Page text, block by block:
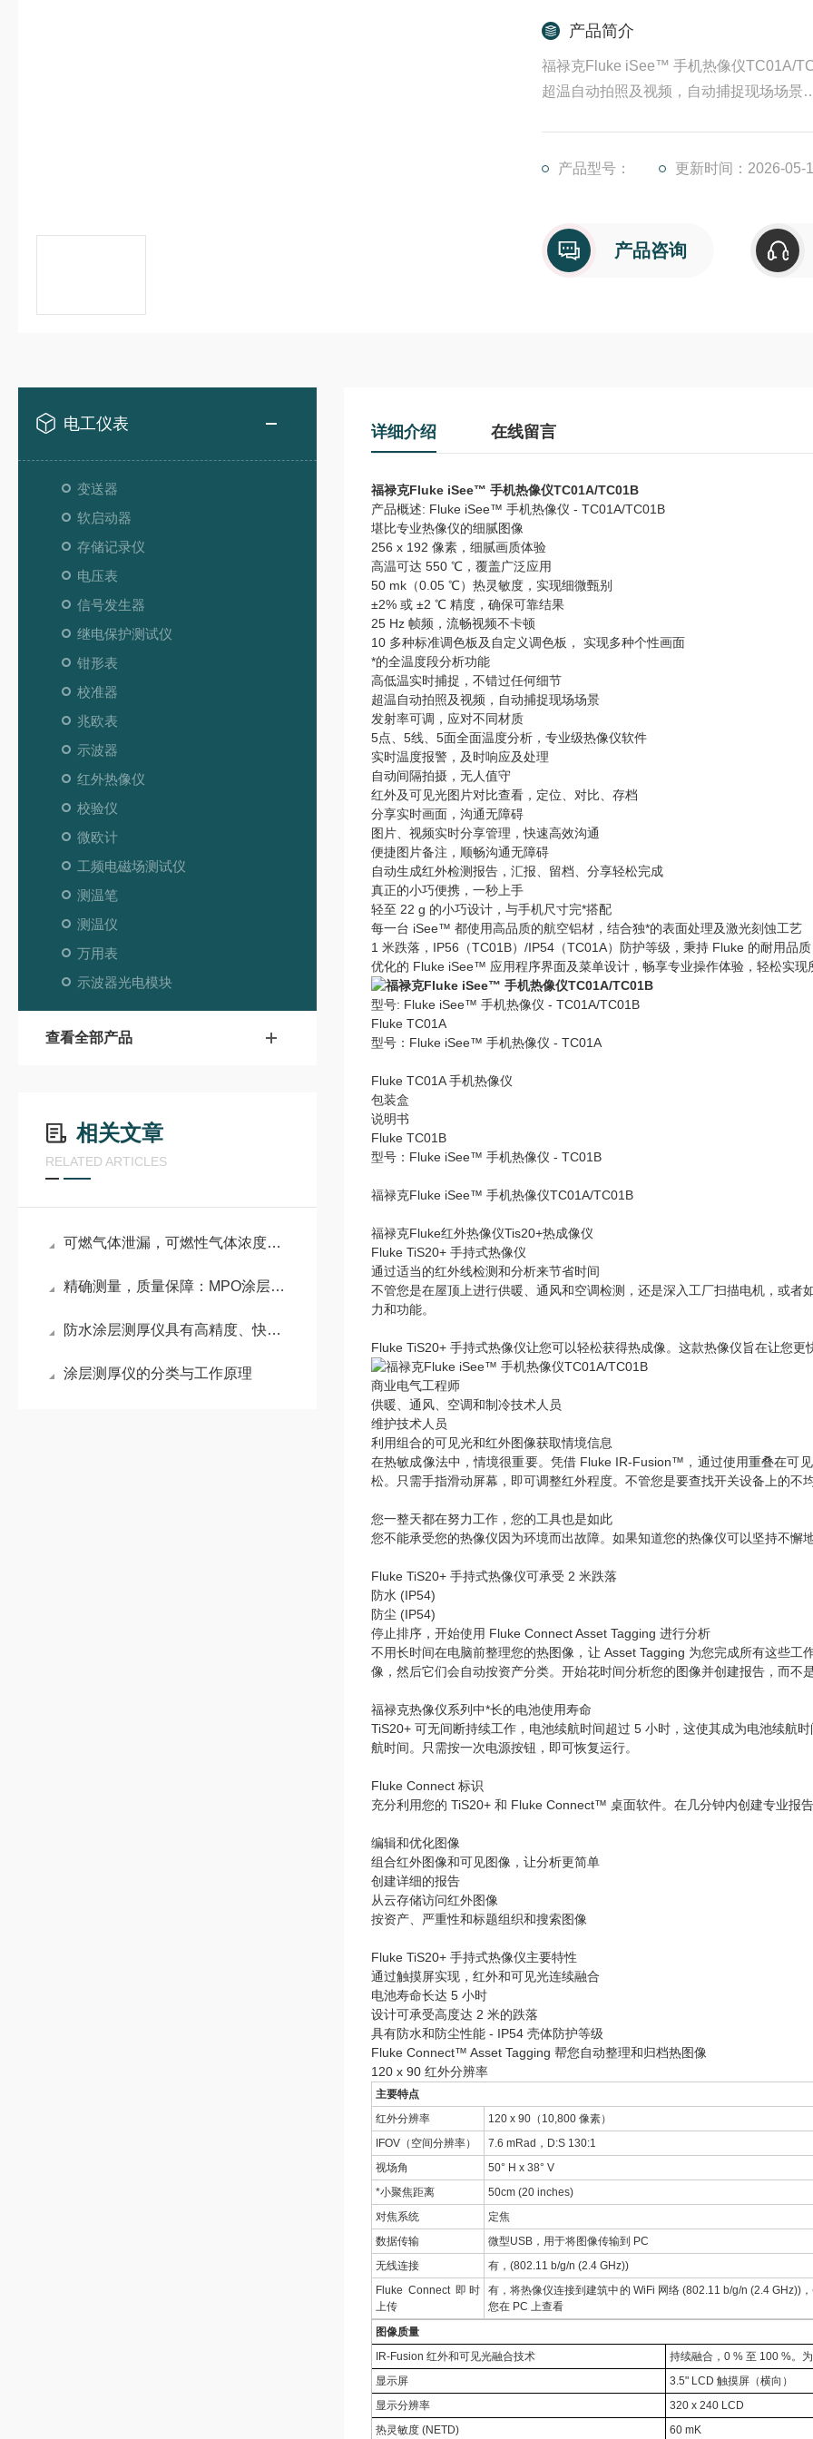
产品简介
福禄克Fluke iSee™ 手机热像仪TC01A/
超温自动拍照及视频，自动捕捉现场场景
实时温度报警，及时响应及处理
产品型号： 更新时间：2026-05-
产品咨询
电工仪表
变送器
软启动器
存储记录仪
电压表
信号发生器
继电保护测试仪
钳形表
校准器
兆欧表
示波器
红外热像仪
校验仪
微欧计
工频电磁场测试仪
测温笔
测温仪
万用表
示波器光电模块
查看全部产品
相关文章
RELATED ARTICLES
可燃气体泄漏，可燃性气体浓度检测仪如何预警？
精确测量，质量保障：MPO涂层测厚仪的奥秘
防水涂层测厚仪具有高精度、快速、方便等优点
涂层测厚仪的分类与工作原理
详细介绍 在线留言
福禄克Fluke iSee™ 手机热像仪TC01A/TC01B
产品概述: Fluke iSee™ 手机热像仪 - TC01A/TC01B
堪比专业热像仪的细腻图像
256 x 192 像素，细腻画质体验
高温可达 550 ℃，覆盖广泛应用
50 mk（0.05 ℃）热灵敏度，实现细微甄别
±2% 或 ±2 ℃ 精度，确保可靠结果
25 Hz 帧频，流畅视频不卡顿
10 多种标准调色板及自定义调色板， 实现多种个性画面
*的全温度段分析功能
高低温实时捕捉，不错过任何细节
超温自动拍照及视频，自动捕捉现场场景
发射率可调，应对不同材质
5点、5线、5面全面温度分析，专业级热像仪软件
实时温度报警，及时响应及处理
自动间隔拍摄，无人值守
红外及可见光图片对比查看，定位、对比、存档
分享实时画面，沟通无障碍
图片、视频实时分享管理，快速高效沟通
便捷图片备注，顺畅沟通无障碍
自动生成红外检测报告，汇报、留档、分享轻松完成
真正的小巧便携，一秒上手
轻至 22 g 的小巧设计，与手机尺寸完*搭配
每一台 iSee™ 都使用高品质的航空铝材，结合独*的表面处理及激光刻蚀工艺
1 米跌落，IP56（TC01B）/IP54（TC01A）防护等级，秉持 Fluke 的耐用品质
优化的 Fluke iSee™ 应用程序界面及菜单设计，畅享专业操作体验，轻松实现
型号: Fluke iSee™ 手机热像仪 - TC01A/TC01B
Fluke TC01A
型号：Fluke iSee™ 手机热像仪 - TC01A
Fluke TC01A 手机热像仪
包装盒
说明书
Fluke TC01B
型号：Fluke iSee™ 手机热像仪 - TC01B
福禄克Fluke iSee™ 手机热像仪TC01A/TC01B
福禄克Fluke红外热像仪Tis20+热成像仪
Fluke TiS20+ 手持式热像仪
通过适当的红外线检测和分析来节省时间
不管您是在屋顶上进行供暖、通风和空调检测，还是深入工厂扫描电机，或
力和功能。
Fluke TiS20+ 手持式热像仪让您可以轻松获得热成像。这款热像仪旨在让您更
商业电气工程师
供暖、通风、空调和制冷技术人员
维护技术人员
利用组合的可见光和红外图像获取情境信息
在热敏成像法中，情境很重要。凭借 Fluke IR-Fusion™，通过使用重叠在可
松。只需手指滑动屏幕，即可调整红外程度。不管您是要查找开关设备上的
您一整天都在努力工作，您的工具也是如此
您不能承受您的热像仪因为环境而出故障。如果知道您的热像仪可以坚持不懈
Fluke TiS20+ 手持式热像仪可承受 2 米跌落
防水 (IP54)
防尘 (IP54)
停止排序，开始使用 Fluke Connect Asset Tagging 进行分析
不用长时间在电脑前整理您的热图像，让 Asset Tagging 为您完成所有这些
像，然后它们会自动按资产分类。开始花时间分析您的图像并创建报告，而不
福禄克热像仪系列中*长的电池使用寿命
TiS20+ 可无间断持续工作，电池续航时间超过 5 小时，这使其成为电池续航
航时间。只需按一次电源按钮，即可恢复运行。
Fluke Connect 标识
充分利用您的 TiS20+ 和 Fluke Connect™ 桌面软件。在几分钟内创建专业报
编辑和优化图像
组合红外图像和可见图像，让分析更简单
创建详细的报告
从云存储访问红外图像
按资产、严重性和标题组织和搜索图像
Fluke TiS20+ 手持式热像仪主要特性
通过触摸屏实现，红外和可见光连续融合
电池寿命长达 5 小时
设计可承受高度达 2 米的跌落
具有防水和防尘性能 - IP54 壳体防护等级
Fluke Connect™ Asset Tagging 帮您自动整理和归档热图像
120 x 90 红外分辨率
主要特点
红外分辨率
120 x 90（10,800 像素）
IFOV（空间分辨率）
7.6 mRad，D:S 130:1
视场角
50° H x 38° V
*小聚焦距离
50cm (20 inches)
对焦系统
定焦
数据传输
微型USB，用于将图像传输到 PC
无线连接
有，(802.11 b/g/n (2.4 GHz))
Fluke Connect 即时
上传
有，将热像仪连接到建筑中的 WiFi 网络 (802.11 b/g/n (2.4 GHz))
您在 PC 上查看
图像质量
IR-Fusion 红外和可见光融合技术
持续融合，0 % 至 100 %。
显示屏
3.5" LCD 触摸屏（横向）
显示分辨率
320 x 240 LCD
热灵敏度 (NETD)
60 mK